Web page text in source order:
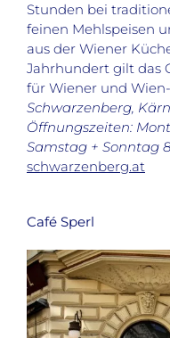
Stunden bei
feinen Mehlspeisen
aus der Wiener
Jahrhundert gilt das
für Wiener und
Schwarzenberg,
Öffnungszeiten:
Samstag + Sonntag
schwarzenberg.at
Café Sperl